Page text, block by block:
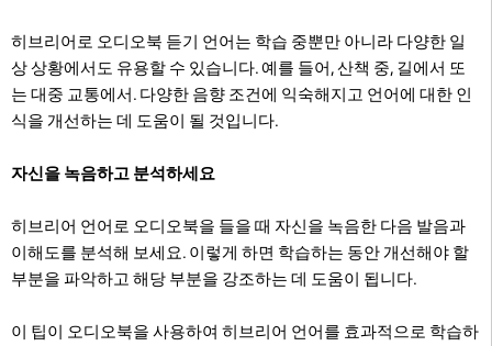
히브리어로 오디오북 듣기 언어는 학습 중뿐만 아니라 다양한 일
상 상황에서도 유용할 수 있습니다. 예를 들어, 산책 중, 길에서 또
는 대중 교통에서. 다양한 음향 조건에 익숙해지고 언어에 대한 인
식을 개선하는 데 도움이 될 것입니다.
자신을 녹음하고 분석하세요
히브리어 언어로 오디오북을 들을 때 자신을 녹음한 다음 발음과
이해도를 분석해 보세요. 이렇게 하면 학습하는 동안 개선해야 할
부분을 파악하고 해당 부분을 강조하는 데 도움이 됩니다.
이 팁이 오디오북을 사용하여 히브리어 언어를 효과적으로 학습하